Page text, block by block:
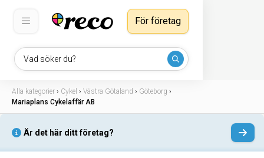
Vad söker du?
För företag
Alla kategorier › Cykel › Västra Götaland › Göteborg ›
Mariaplans Cykelaffär AB
Är det här ditt företag?